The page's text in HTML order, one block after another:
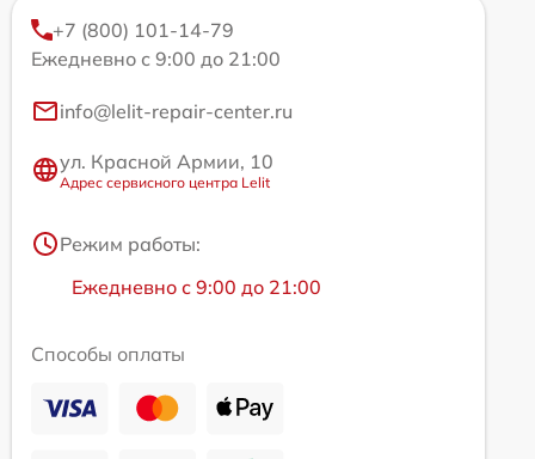
+7 (800) 101-14-79
Ежедневно с 9:00 до 21:00
info@lelit-repair-center.ru
ул. Красной Армии, 10
Адрес сервисного центра Lelit
Режим работы:
Ежедневно с 9:00 до 21:00
Способы оплаты